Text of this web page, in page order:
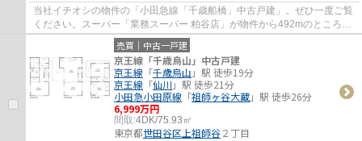
当社イチオシの物件の「小田急線「千歳船橋」中古戸建」。ぜひ一度ご覧
ください。スーパー「業務スーパー 粕谷店」が物件から492mのところに
あります。こちらの物件は中古戸建物件です...
売買｜中古一戸建
京王線「千歳烏山」中古戸建
京王線 「千歳烏山 」駅 徒歩19分
京王線 「仙川 」駅 徒歩21分
小田急小田原線 「祖師ヶ谷大蔵」駅 徒歩26分
6,999万円
間取:4DK/75.93㎡
東京都世田谷区 上祖師谷２丁目